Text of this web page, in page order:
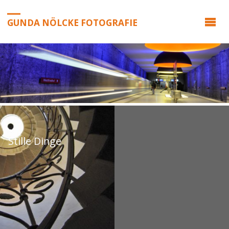
GUNDA NÖLCKE FOTOGRAFIE
Stille Dinge